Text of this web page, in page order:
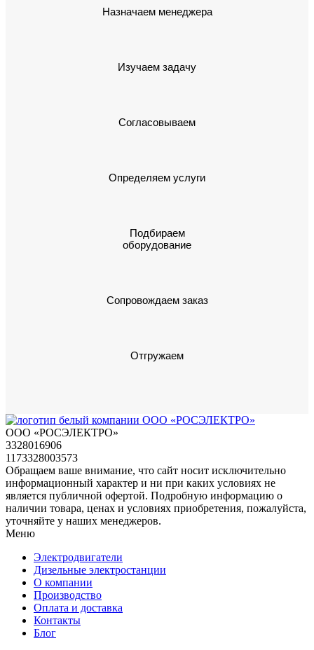
Назначаем менеджера
Изучаем задачу
Согласовываем
Определяем услуги
Подбираем
оборудование
Сопровождаем заказ
Отгружаем
ООО «РОСЭЛЕКТРО»
3328016906
1173328003573
Обращаем ваше внимание, что сайт носит исключительно
информационный характер и ни при каких условиях не
является публичной офертой. Подробную информацию о
наличии товара, ценах и условиях приобретения, пожалуйста,
уточняйте у наших менеджеров.
Меню
Электродвигатели
Дизельные электростанции
О компании
Производство
Оплата и доставка
Контакты
Блог